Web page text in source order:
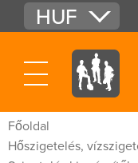
HUF
EUR
USD
Főoldal
Hőszigetelés,